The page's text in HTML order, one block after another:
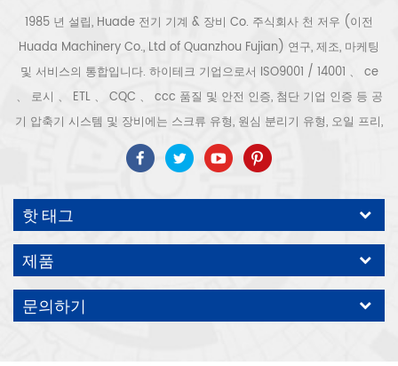
1985 년 설립, Huade 전기 기계 & 장비 Co. 주식회사 천 저우 (이전
Huada Machinery Co., Ltd of Quanzhou Fujian) 연구, 제조, 마케팅
및 서비스의 통합입니다. 하이테크 기업으로서 ISO9001 / 14001 、 ce
、 로시 、 ETL 、 CQC 、 ccc 품질 및 안전 인증, 첨단 기업 인증 등 공
기 압축기 시스템 및 장비에는 스크류 유형, 원심 분리기 유형, 오일 프리,
스크롤 유형, 피스톤 유형, 건조기, 필터, 배수기, 완전한 공기 압축기 생산
라인 등이 포함됩니다. 보다 300 가지 유형의 공기 압축기 산업 전문가
우리 회사는 보다 30 년 경력 from 압력 용기, 전기 모터, 정밀 부품 가공
및 장비에 대한 최고의 부품 주조 조립. 또한 우리 회사는 영구 자석 서보
모터의 자체 핵심 프로세스를 개발하고 관련 기술 특허를 획득하여 국가
에너지 절약 및 환경 보호 기술 발전에 기여했습니다. 우리 자신의 브랜
드 공기 압축기를 기대하십시오, ODM / OEM 수락입니다.
핫 태그
제품
문의하기